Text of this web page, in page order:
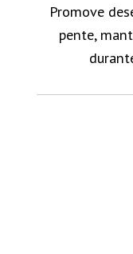
Promove
pente,